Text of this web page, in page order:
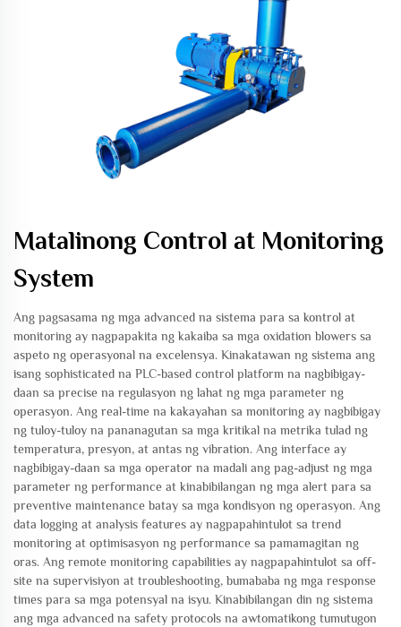
Matalinong Control at Monitoring
System
Ang pagsasama ng mga advanced na sistema para sa kontrol at
monitoring ay nagpapakita ng kakaiba sa mga oxidation blowers sa
aspeto ng operasyonal na excelensya. Kinakatawan ng sistema ang
isang sophisticated na PLC-based control platform na nagbibigay-
daan sa precise na regulasyon ng lahat ng mga parameter ng
operasyon. Ang real-time na kakayahan sa monitoring ay nagbibigay
ng tuloy-tuloy na pananagutan sa mga kritikal na metrika tulad ng
temperatura, presyon, at antas ng vibration. Ang interface ay
nagbibigay-daan sa mga operator na madali ang pag-adjust ng mga
parameter ng performance at kinabibilangan ng mga alert para sa
preventive maintenance batay sa mga kondisyon ng operasyon. Ang
data logging at analysis features ay nagpapahintulot sa trend
monitoring at optimisasyon ng performance sa pamamagitan ng
oras. Ang remote monitoring capabilities ay nagpapahintulot sa off-
site na supervisiyon at troubleshooting, bumababa ng mga response
times para sa mga potensyal na isyu. Kinabibilangan din ng sistema
ang mga advanced na safety protocols na awtomatikong tumutugon